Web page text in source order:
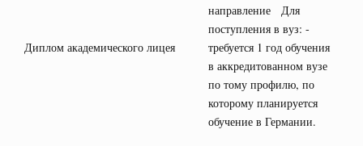
Диплом академического лицея
направление Для
поступления в вуз: -
требуется 1 год обучения
в аккредитованном вузе
по тому профилю, по
которому планируется
обучение в Германии.